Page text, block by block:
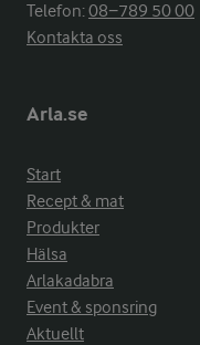
Telefon:08−789 50 00
Kontakta oss
Arla.se
Start
Recept & mat
Produkter
Hälsa
Arlakadabra
Event & sponsring
Aktuellt